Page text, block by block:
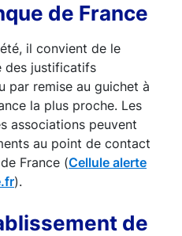
de France
il convient de le
des justificatifs
par remise au guichet à
la plus proche. Les
associations peuvent
au point de contact
France (Cellule alerte
).
de